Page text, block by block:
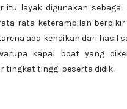
itu layak digunakan
rata keterampilan
ada kenaikan dari
kapal boat yang
tingkat tinggi peserta didik.